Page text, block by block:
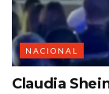
NACIONAL
Claudia